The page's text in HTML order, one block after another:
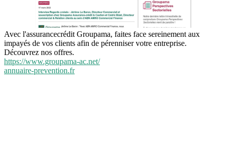
Avec l'assurancecrédit Groupama, faites face sereinement aux
impayés de vos clients afin de pérenniser votre entreprise.
Découvrez nos offres.
https://www.groupama-ac.net/
annuaire-prevention.fr